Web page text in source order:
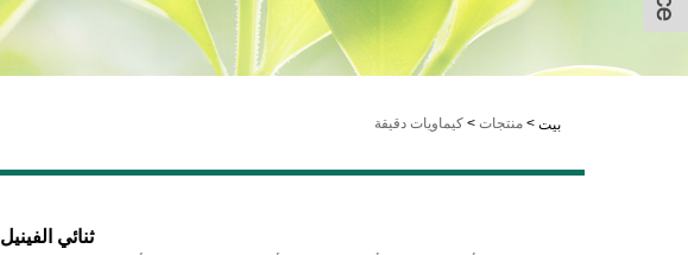
بيت > منتجات > كيماويات دقيقة
ثنائي الفينيل
Violet